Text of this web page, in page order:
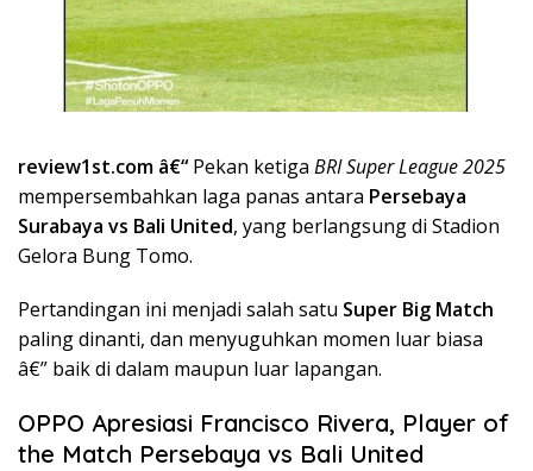
review1st.com â€“ Pekan ketiga BRI Super League 2025
mempersembahkan laga panas antara Persebaya
Surabaya vs Bali United, yang berlangsung di Stadion
Gelora Bung Tomo.
Pertandingan ini menjadi salah satu Super Big Match
paling dinanti, dan menyuguhkan momen luar biasa
â€” baik di dalam maupun luar lapangan.
OPPO Apresiasi Francisco Rivera, Player of
the Match Persebaya vs Bali United